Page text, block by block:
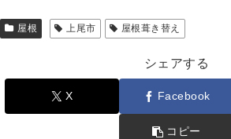
屋根 上尾市 屋根葺き替え
シェアする
X Facebook
コピー